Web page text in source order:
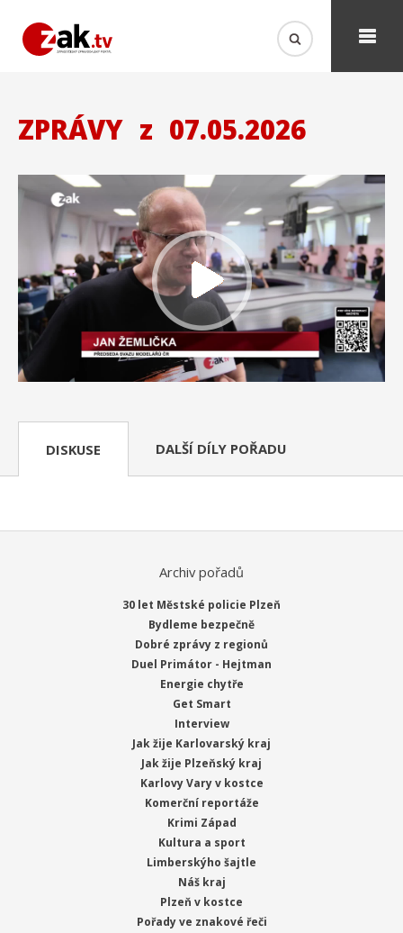
ZPRÁVY z 07.05.2026
DISKUSE DALŠÍ DÍLY POŘADU
Archiv pořadů
30 let Městské policie Plzeň
Bydleme bezpečně
Dobré zprávy z regionů
Duel Primátor - Hejtman
Energie chytře
Get Smart
Interview
Jak žije Karlovarský kraj
Jak žije Plzeňský kraj
Karlovy Vary v kostce
Komerční reportáže
Krimi Západ
Kultura a sport
Limberskýho šajtle
Náš kraj
Plzeň v kostce
Pořady ve znakové řeči